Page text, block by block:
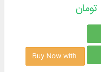
تومان